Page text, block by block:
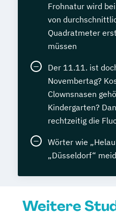
Frohnatur wird
von
Quadratmeter
müssen
Der 11.11. ist
Novembertag?
Clownsnasen
Kindergarten?
rechtzeitig die
Wörter wie
„Düsseldorf“
Weitere